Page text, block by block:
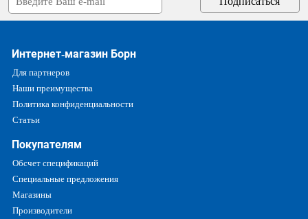
Интернет-магазин Борн
Для партнеров
Наши преимущества
Политика конфиденциальности
Статьи
Покупателям
Обсчет спецификаций
Специальные предложения
Магазины
Производители